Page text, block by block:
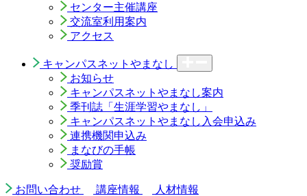
センター主催講座
交流室利用案内
アクセス
キャンパスネットやまなし
お知らせ
キャンパスネットやまなし案内
季刊誌「生涯学習やまなし」
キャンパスネットやまなし入会申込み
連携機関申込み
まなびの手帳
奨励賞
お問い合わせ 講座情報 人材情報